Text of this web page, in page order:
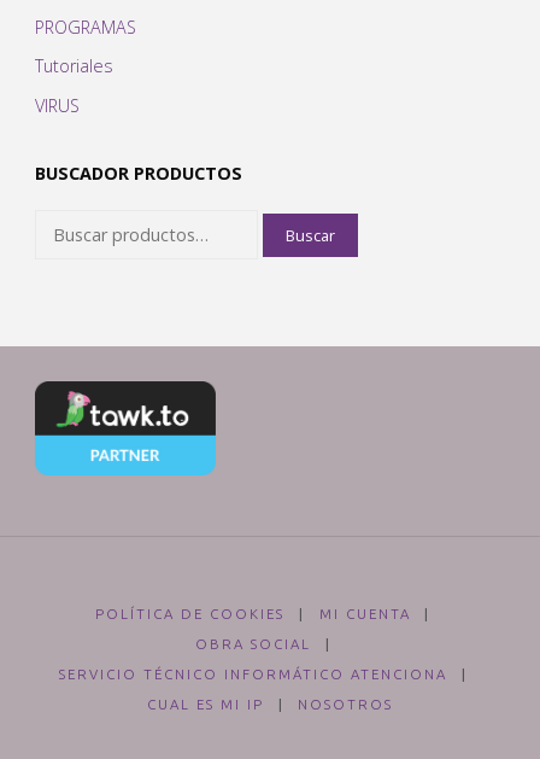
PROGRAMAS
Tutoriales
VIRUS
BUSCADOR PRODUCTOS
Buscar
POLÍTICA DE COOKIES | MI CUENTA
|
OBRA SOCIAL
|
SERVICIO TÉCNICO INFORMÁTICO ATENCIONA
|
CUAL ES MI IP
| NOSOTROS